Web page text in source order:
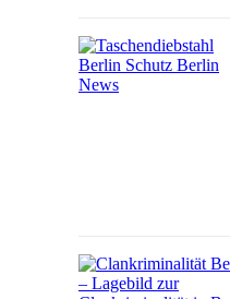
Taschendiebstahl in